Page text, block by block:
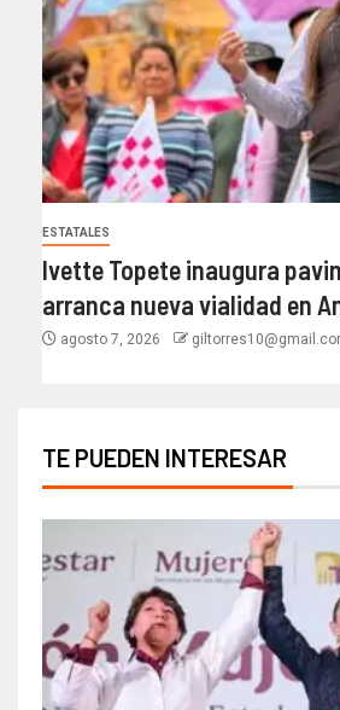
ESTATALES
Ivette Topete inaugura
arranca nueva vialidad en
agosto 7, 2026
TE PUEDEN INTERESAR